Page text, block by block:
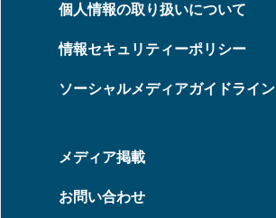
個人情報の取り扱いについて
情報セキュリティーポリシー
ソーシャルメディアガイドライン
メディア掲載
お問い合わせ